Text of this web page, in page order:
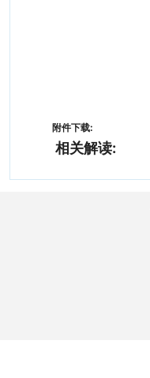
附件下载:
相关解读: